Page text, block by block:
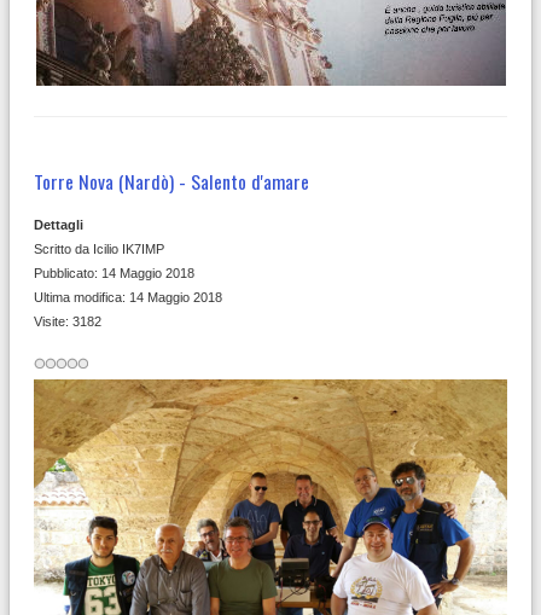
Torre Nova (Nardò) - Salento d'amare
Dettagli
Scritto da Icilio IK7IMP
Pubblicato: 14 Maggio 2018
Ultima modifica: 14 Maggio 2018
Visite: 3182